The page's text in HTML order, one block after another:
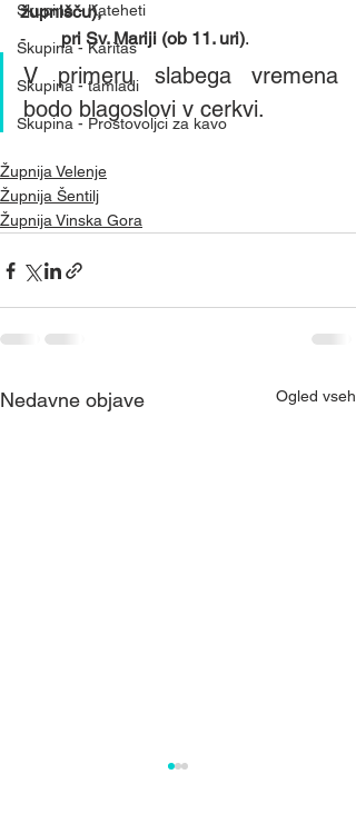
Skupina - Kateheti
Skupina - Karitas
Skupina - tamladi
Skupina - Prostovoljci za kavo
župnišču),
- pri Sv. Mariji (ob 11. uri).
V primeru slabega vremena
bodo blagoslovi v cerkvi.
Župnija Velenje
Župnija Šentilj
Župnija Vinska Gora
Nedavne objave Ogled vseh